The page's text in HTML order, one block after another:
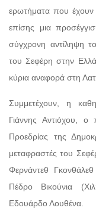
ερωτήματα που έχουν
επίσης μια
σύγχρονη αντίληψη
του Σεφέρη στην
κύρια αναφορά στη
Συμμετέχουν, η
Γιάννης Αντιόχου,
Προεδρίας της
μεταφραστές του
Φερνάντεθ
Πέδρο Βικούνια
Εδουάρδο Λουθένα.